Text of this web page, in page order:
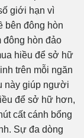
giới hạn vì
bên đông hòn
đông hòn đảo
hiều để sở hữ
trên mỗi ngăn
này giúp người
để sở hữ hơn,
cất cánh bổng
Sự đa dòng